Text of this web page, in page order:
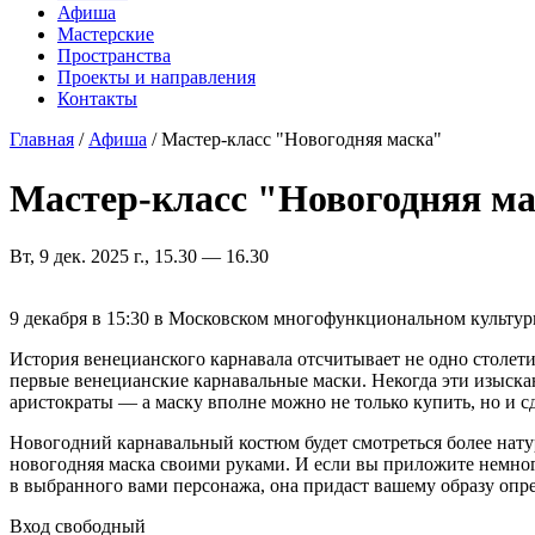
Афиша
Мастерские
Пространства
Проекты и направления
Контакты
Главная / Афиша / Мастер-класс "Новогодняя маска"
Мастер-класс "Новогодняя
Вт, 9 дек. 2025 г., 15.30 — 16.30
9 декабря в 15:30 в Московском многофункциональном
История венецианского карнавала отсчитывает не одно
первые венецианские карнавальные маски. Некогда эти
аристократы — а маску вполне можно не только купить, но и
Новогодний карнавальный костюм будет смотреться более
новогодняя маска своими руками. И если вы приложите
в выбранного вами персонажа, она придаст вашему образу
Вход свободный